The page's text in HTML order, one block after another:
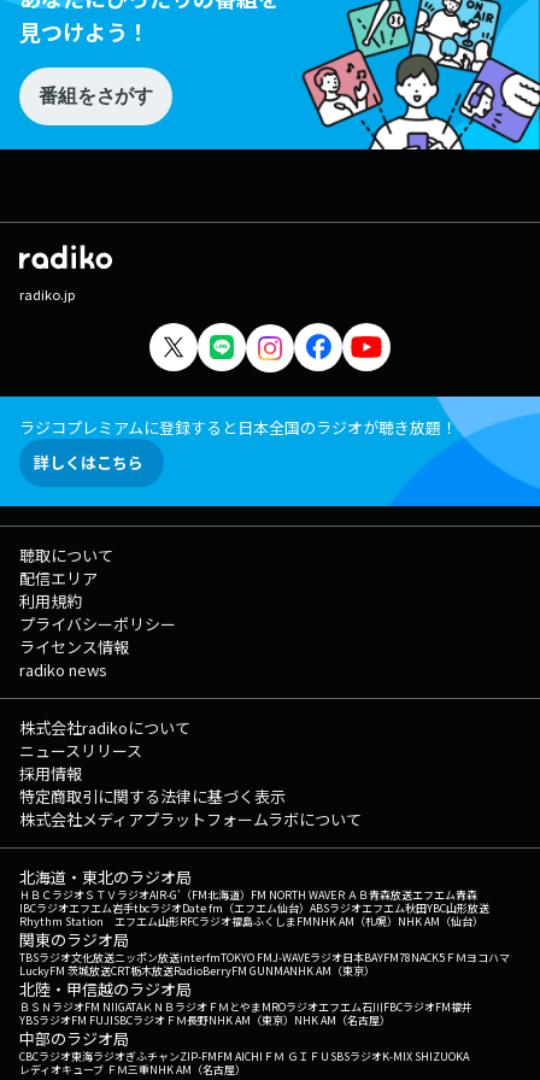
見つけよう！
番組をさがす
radiko.jp
ラジコプレミアムに登録すると日本全国のラジオが聴き放題！
詳しくはこちら
聴取について
配信エリア
利用規約
プライバシーポリシー
ライセンス情報
radiko news
株式会社radikoについて
ニュースリリース
採用情報
特定商取引に関する法律に基づく表示
株式会社メディアプラットフォームラボについて
北海道・東北のラジオ局
ＨＢＣラジオＳＴＶラジオAIR-G'（FM北海道） FM NORTH WAVEＲＡＢ青森放送エフエム青森
IBCラジオエフエム岩手tbcラジオDate fm（エフエム仙台） ABSラジオエフエム秋田YBC山形放送
Rhythm Station エフエム山形RFCラジオ福島ふくしまFMNHK AM（札幌） NHK AM（仙台）
関東のラジオ局
TBSラジオ文化放送ニッポン放送interfmTOKYO FMJ-WAVEラジオ日本BAYFM78NACK5 ＦＭヨコハマ
LuckyFM 茨城放送CRT栃木放送RadioBerryFM GUNMANHK AM（東京）
北陸・甲信越のラジオ局
ＢＳＮラジオFM NIIGATAＫＮＢラジオ ＦＭとやまMROラジオエフエム石川FBCラジオFM福井
YBSラジオFM FUJISBCラジオ ＦＭ長野NHK AM（東京） NHK AM（名古屋）
中部のラジオ局
CBCラジオ東海ラジオぎふチャンZIP-FMFM AICHI ＦＭ ＧＩＦＵ SBSラジオK-MIX SHIZUOKA
レディオキューブ ＦＭ三重NHK AM（名古屋）